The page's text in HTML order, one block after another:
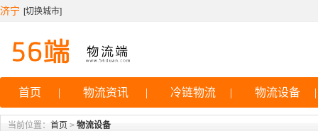
济宁 [切换城市]
首页 | 物流资讯 | 冷链物流 | 物流设备 |
当前位置： 首页 > 物流设备